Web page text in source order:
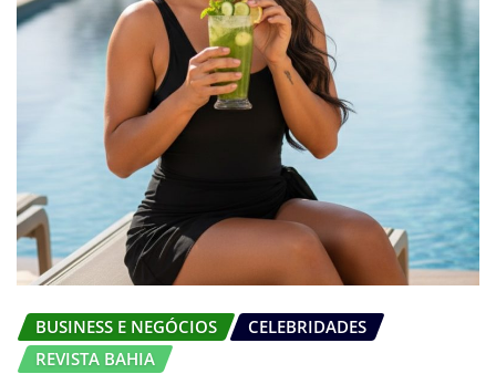
BUSINESS E NEGÓCIOS
CELEBRIDADES
REVISTA BAHIA